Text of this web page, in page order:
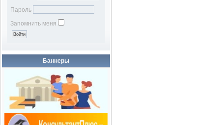
Пароль
Запомнить меня
Баннеры